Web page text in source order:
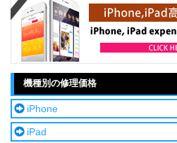
機種別の修理価格
iPhone
iPad